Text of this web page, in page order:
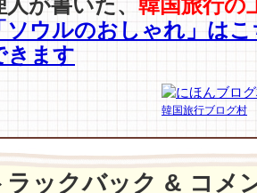
タ
·
ン
ス」？
「ヨ
ル
が書いた、 韓国旅行の
ウルのおしゃれ」はこ
きます
韓国旅行ブログ村
ラックバック & コメ